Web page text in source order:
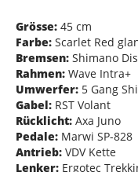
Grösse: 45 cm
Farbe: Scarlet Red
Bremsen: Shimano
Rahmen: Wave Intra+
Umwerfer: 5 Gang
Gabel: RST Volant
Rücklicht: Axa Juno
Pedale: Marwi SP-828
Antrieb: VDV Kette
Lenker: Ergotec